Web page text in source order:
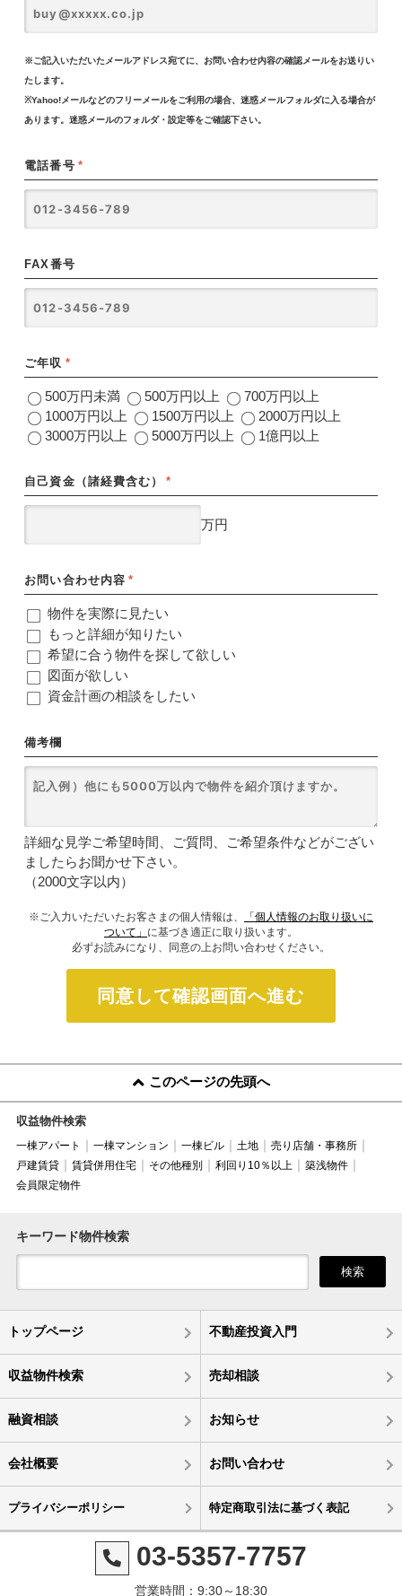
※ご記入いただいたメールアドレス宛てに、お問い合わせ内容の確認メールをお送りい
たします。
※Yahoo!メールなどのフリーメールをご利用の場合、迷惑メールフォルダに入る場合が
あります。迷惑メールのフォルダ・設定等をご確認下さい。
電話番号 *
FAX番号
ご年収 *
500万円未満 500万円以上
700万円以上
1000万円以上
1500万円以上
2000万円以上
3000万円以上
5000万円以上 1億円以上
自己資金（諸経費含む） *
万円
お問い合わせ内容 *
物件を実際に見たい
もっと詳細が知りたい
希望に合う物件を探して欲しい
図面が欲しい
資金計画の相談をしたい
備考欄
詳細な見学ご希望時間、ご質問、ご希望条件などがござい
ましたらお聞かせ下さい。
（2000文字以内）
※ご入力いただいたお客さまの個人情報は、
「個人情報のお取り扱いに
ついて」 に基づき適正に取り扱います。
必ずお読みになり、同意の上お問い合わせください。
同意して確認画面へ進む
このページの先頭へ
収益物件検索
一棟アパート 一棟マンション 一棟ビル 土地
売り店舗・事務所
戸建賃貸
賃貸併用住宅 その他種別 利回り10％以上
築浅物件
会員限定物件
キーワード物件検索
検索
トップページ 不動産投資入門
収益物件検索 売却相談
融資相談 お知らせ
会社概要 お問い合わせ
プライバシーポリシー 特定商取引法に基づく表記
03-5357-7757
営業時間：9:30～18:30